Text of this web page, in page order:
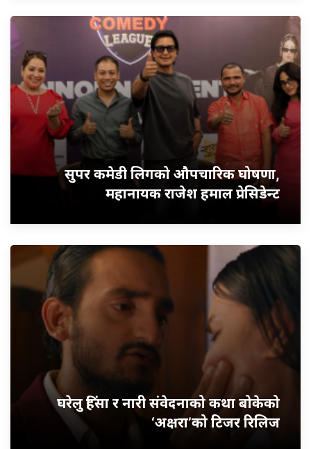
सुपर कमेडी लिगको औपचारिक घोषणा,
महानायक राजेश हमाल प्रेसिडेन्ट
घरेलु हिंसा र नारी संवेदनाको कथा बोकेको
‘अक्षरा’को टिजर रिलिज